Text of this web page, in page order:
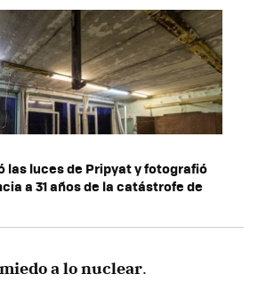
las luces de Pripyat y fotografió
a 31 años de la catástrofe de
a lo nuclear.